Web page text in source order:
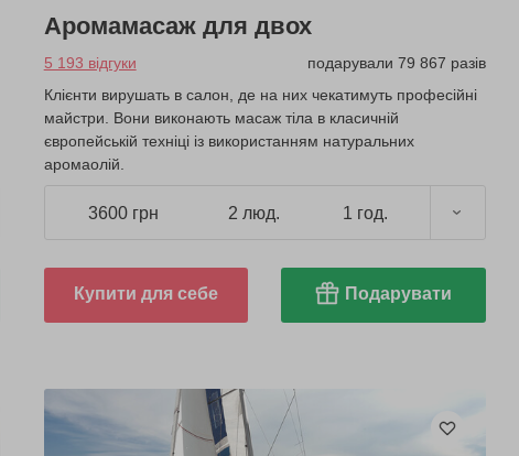
Аромамасаж для двох
5 193 відгуки
подарували 79 867 разів
Клієнти вирушать в салон, де на них чекатимуть професійні
майстри. Вони виконають масаж тіла в класичній
європейській техніці із використанням натуральних
аромаолій.
3600 грн 2 люд. 1 год.
Купити для себе Подарувати